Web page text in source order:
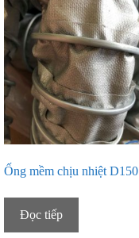
Ống mềm chịu nhiệt D150
Đọc tiếp